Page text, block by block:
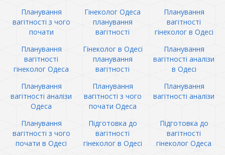
Планування
вагітності з чого
почати
Гінеколог Одеса
планування
вагітності
Планування
вагітності
гінеколог в Одесі
Планування
вагітності
гінеколог Одеса
Гінеколог в Одесі
планування
вагітності
Планування
вагітності аналізи
в Одесі
Планування
вагітності аналізи
Одеса
Планування
вагітності з чого
почати Одеса
Планування
вагітності аналізи
Планування
вагітності з чого
почати в Одесі
Підготовка до
вагітності
гінеколог в Одесі
Підготовка до
вагітності
гінеколог Одеса